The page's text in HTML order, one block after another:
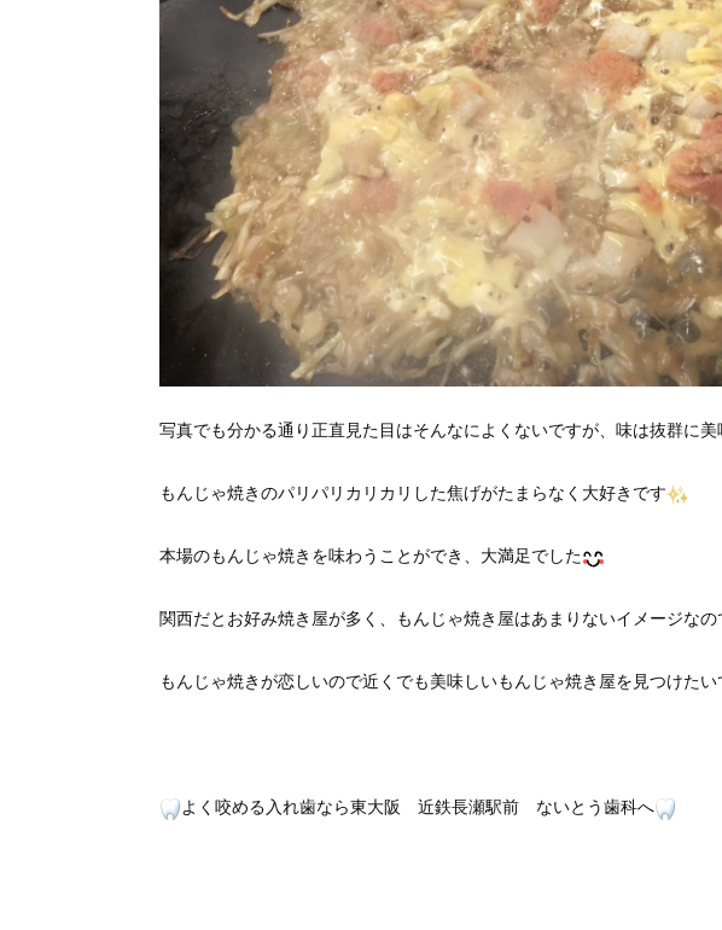
写真でも分かる通り正直見た目はそんなによくないですが、味は抜群に美
もんじゃ焼きのパリパリカリカリした焦げがたまらなく大好きです
本場のもんじゃ焼きを味わうことができ、大満足でした
関西だとお好み焼き屋が多く、もんじゃ焼き屋はあまりないイメージな
もんじゃ焼きが恋しいので近くでも美味しいもんじゃ焼き屋を見つけたい
よく咬める入れ歯なら東大阪 近鉄長瀬駅前 ないとう歯科へ